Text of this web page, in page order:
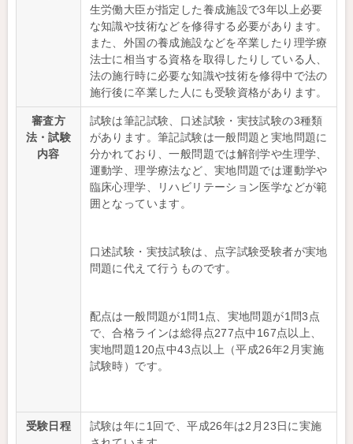
生労働大臣が指定した養成施設で3年以上必要
な知識や技術などを修得する必要があります。
また、外国の養成施設などを卒業したり理学療
法士に相当する資格を取得したりしている人、
法の施行時に必要な知識や技術を修得中で法の
施行後に卒業した人にも受験資格があります。
審査方
法・試験
内容
試験は筆記試験、口述試験・実技試験の3種類
があります。筆記試験は一般問題と実地問題に
分かれており、一般問題では解剖学や生理学、
運動学、理学療法など、実地問題では運動学や
臨床心理学、リハビリテーション医学などが範
囲となっています。
口述試験・実技試験は、点字試験受験者が実地
問題に代えて行うものです。
配点は一般問題が1問1点、実地問題が1問3点
で、合格ラインは総得点277点中167点以上、
実地問題120点中43点以上（平成26年2月実施
試験時）です。
受験日程
試験は年に1回で、平成26年は2月23日に実施